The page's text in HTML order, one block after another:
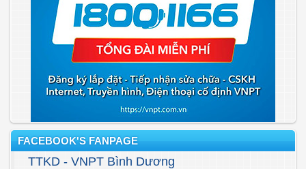
FACEBOOK'S FANPAGE
TTKD - VNPT Bình Dương